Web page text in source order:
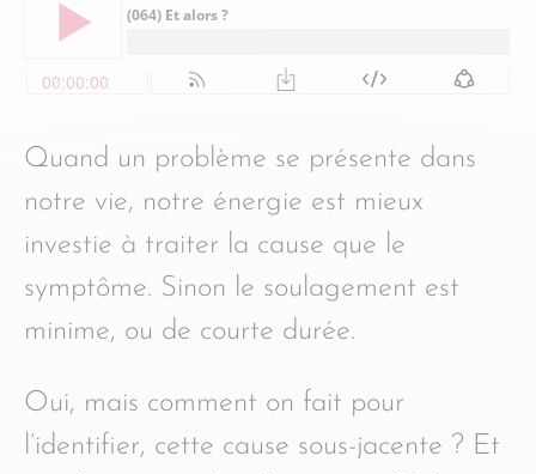
Quand un problème se présente dans
notre vie, notre énergie est mieux
investie à traiter la cause que le
symptôme. Sinon le soulagement est
minime, ou de courte durée.
Oui, mais comment on fait pour
l’identifier, cette cause sous-jacente ? Et